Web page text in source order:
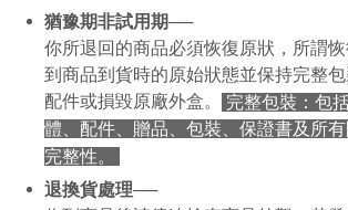
猶豫期非試用期──
你所退回的商品必須恢復原狀，所謂
到商品到貨時的原始狀態並保持完整
配件或損毀原廠外盒。
完整包裝：包
體、配件、贈品、包裝、保證書及所
完整性。
退換貨處理──